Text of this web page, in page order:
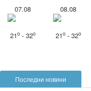
07.08
21o - 32o
08.08
21o - 32o
Последни новини